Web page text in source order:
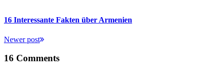
16 Interessante Fakten über Armenien
Newer post
16 Comments